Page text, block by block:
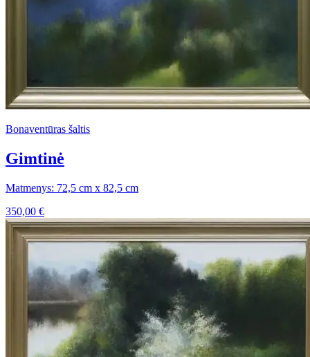
Bonaventūras šaltis
Gimtinė
Matmenys: 72,5 cm x 82,5 cm
350,00 €